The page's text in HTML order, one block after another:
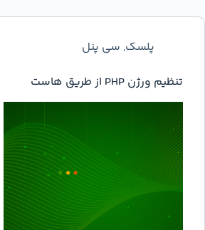
پلسک, سی پنل
تنظیم ورژن PHP از طریق هاست